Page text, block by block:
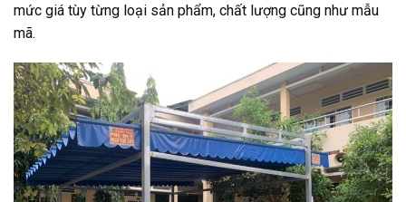
mức giá tùy từng loại sản phẩm, chất lượng cũng như mẫu
mã.